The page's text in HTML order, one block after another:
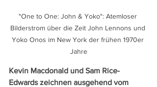
"One to One: John & Yoko": Atemloser
Bilderstrom über die Zeit John Lennons und
Yoko Onos im New York der frühen 1970er
Jahre
Kevin Macdonald und Sam Rice-
Edwards zeichnen ausgehend vom